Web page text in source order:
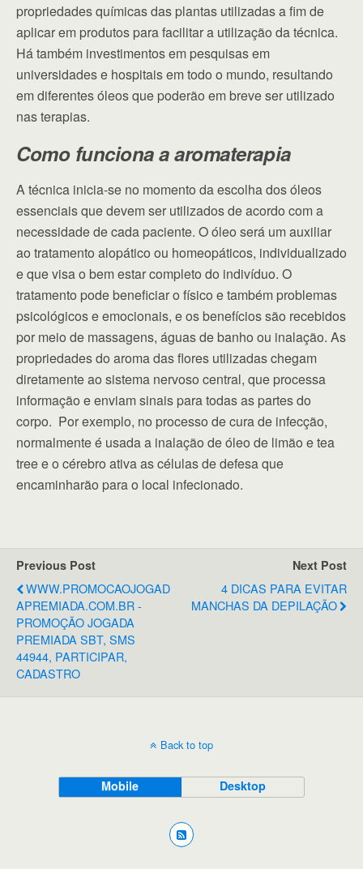
propriedades químicas das plantas utilizadas a fim de
aplicar em produtos para facilitar a utilização da técnica.
Há também investimentos em pesquisas em
universidades e hospitais em todo o mundo, resultando
em diferentes óleos que poderão em breve ser utilizado
nas terapias.
Como funciona a aromaterapia
A técnica inicia-se no momento da escolha dos óleos
essenciais que devem ser utilizados de acordo com a
necessidade de cada paciente. O óleo será um auxiliar
ao tratamento alopático ou homeopáticos, individualizado
e que visa o bem estar completo do indivíduo. O
tratamento pode beneficiar o físico e também problemas
psicológicos e emocionais, e os benefícios são recebidos
por meio de massagens, águas de banho ou inalação. As
propriedades do aroma das flores utilizadas chegam
diretamente ao sistema nervoso central, que processa
informação e enviam sinais para todas as partes do
corpo. Por exemplo, no processo de cura de infecção,
normalmente é usada a inalação de óleo de limão e tea
tree e o cérebro ativa as células de defesa que
encaminharão para o local infecionado.
Previous Post
WWW.PROMOCAOJOGAD
APREMIADA.COM.BR -
PROMOÇÃO JOGADA
PREMIADA SBT, SMS
44944, PARTICIPAR,
CADASTRO
Next Post
4 DICAS PARA EVITAR
MANCHAS DA DEPILAÇÃO
Back to top
Mobile Desktop